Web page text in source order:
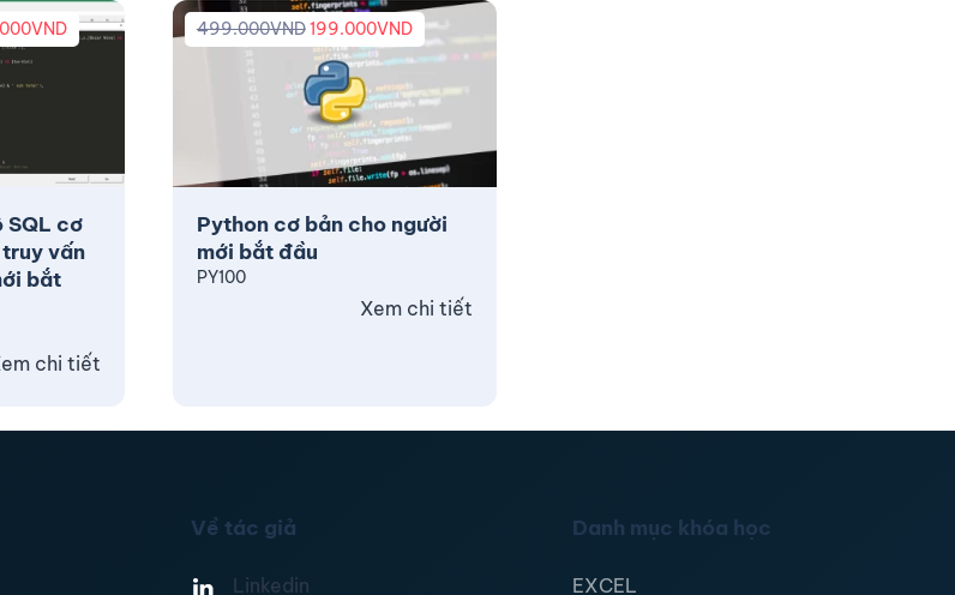
SQL cơ
vấn
bắt
VND
chi tiết
Python cơ bản cho người
mới bắt đầu
499.000VND199.000VND
PY100
Xem chi tiết
Về tác giả
Linkedin
Danh mục khóa học
EXCEL